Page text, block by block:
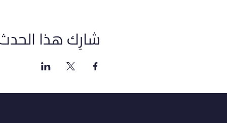
شارِك هذا